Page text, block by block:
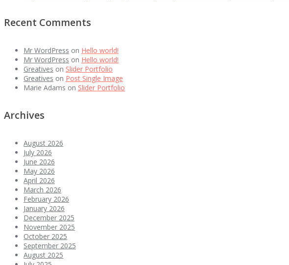
Recent Comments
Mr WordPress on Hello world!
Mr WordPress on Hello world!
Greatives on Slider Portfolio
Greatives on Post Single Image
Marie Adams on Slider Portfolio
Archives
August 2026
July 2026
June 2026
May 2026
April 2026
March 2026
February 2026
January 2026
December 2025
November 2025
October 2025
September 2025
August 2025